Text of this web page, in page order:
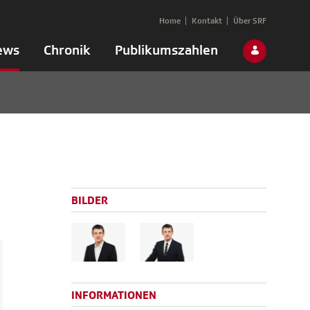
Chronik Publikumszahlen
Home Kontakt Über SRF
BILDER
INFORMATIONEN